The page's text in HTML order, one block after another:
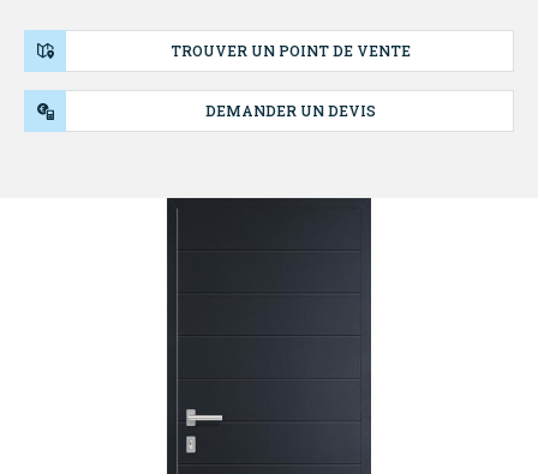
TROUVER UN POINT DE VENTE
DEMANDER UN DEVIS